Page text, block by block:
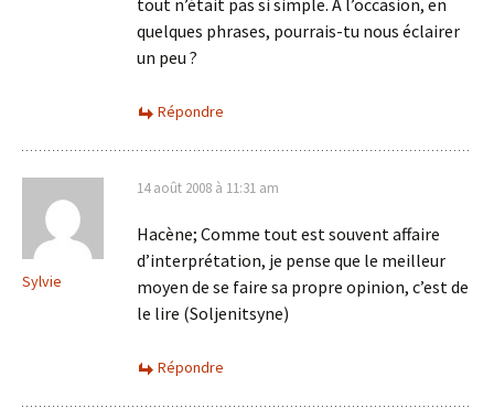
tout n’était pas si simple. A l’occasion, en
quelques phrases, pourrais-tu nous éclairer
un peu ?
Répondre
Sylvie
14 août 2008 à 11:31 am
Hacène; Comme tout est souvent affaire
d’interprétation, je pense que le meilleur
moyen de se faire sa propre opinion, c’est de
le lire (Soljenitsyne)
Répondre